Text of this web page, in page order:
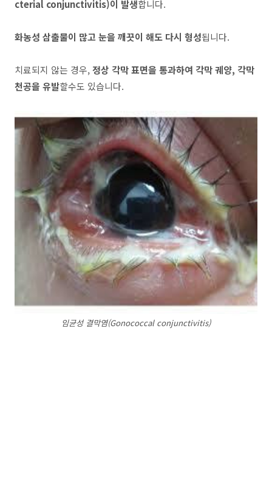
cterial conjunctivitis)이 발생합니다.
화농성 삼출물이 많고 눈을 깨끗이 해도 다시 형성됩니다.
치료되지 않는 경우,정상 각막 표면을 통과하여 각막 궤양, 각막
천공을 유발할수도 있습니다.
임균성 결막염(Gonococcal conjunctivitis)